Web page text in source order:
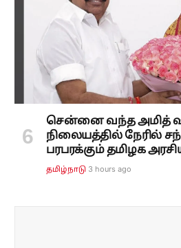
சென்னை வந்த அமித்
நிலையத்தில் நேரில்
பரபரக்கும் தமிழக
தமிழ்நாடு 3 hours ago